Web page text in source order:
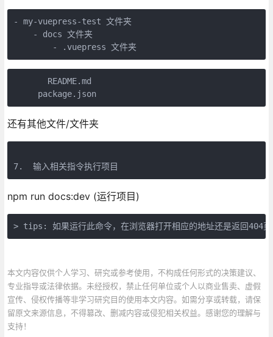
- my-vuepress-test 文件夹
    - docs 文件夹
        - .vuepress 文件夹
       README.md
     package.json
还有其他文件/文件夹
npm run docs:dev (运行项目)
本文内容仅供个人学习、研究或参考使用，不构成任何形式的决策建议、
专业指导或法律依据。未经授权，禁止任何单位或个人以商业售卖、虚假
宣传、侵权传播等非学习研究目的使用本文内容。如需分享或转载，请保
留原文来源信息，不得篡改、删减内容或侵犯相关权益。感谢您的理解与
支持！